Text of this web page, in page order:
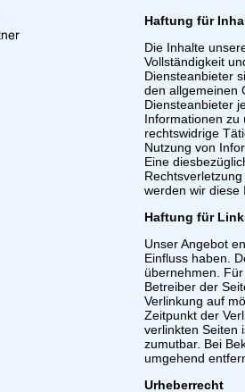
Haftung für
Die Inhalte
Vollständigkeit
Diensteanbieter
den allgemeinen
Diensteanbieter
Informationen zu
rechtswidrige
Nutzung von
Eine
werden wir diese
Haftung für
Unser Angebot
Einfluss haben.
übernehmen.
Betreiber der
Verlinkung auf
Zeitpunkt der
verlinkten Seiten
zumutbar. Bei
umgehend
Urheberrecht